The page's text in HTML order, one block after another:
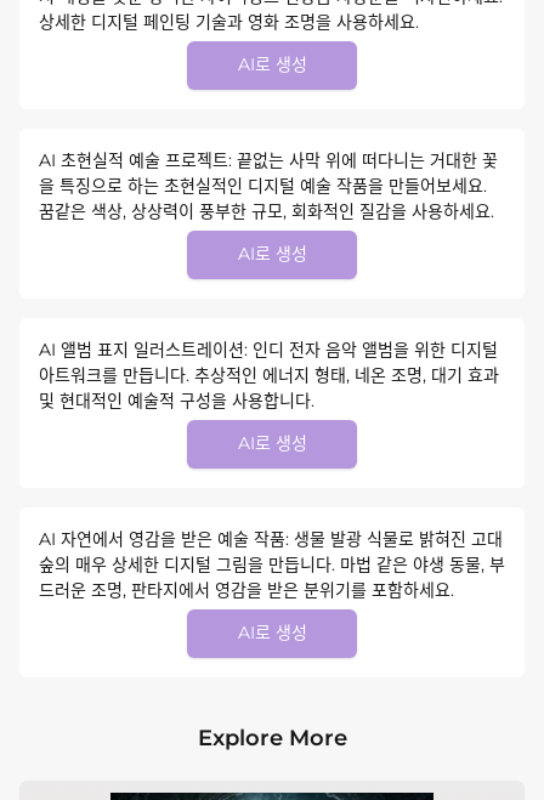
상세한 디지털 페인팅 기술과 영화 조명을 사용하세요.
AI로 생성
AI 초현실적 예술 프로젝트: 끝없는 사막 위에 떠다니는 거대한 꽃
을 특징으로 하는 초현실적인 디지털 예술 작품을 만들어보세요.
꿈같은 색상, 상상력이 풍부한 규모, 회화적인 질감을 사용하세요.
AI로 생성
AI 앨범 표지 일러스트레이션: 인디 전자 음악 앨범을 위한 디지털
아트워크를 만듭니다. 추상적인 에너지 형태, 네온 조명, 대기 효과
및 현대적인 예술적 구성을 사용합니다.
AI로 생성
AI 자연에서 영감을 받은 예술 작품: 생물 발광 식물로 밝혀진 고대
숲의 매우 상세한 디지털 그림을 만듭니다. 마법 같은 야생 동물, 부
드러운 조명, 판타지에서 영감을 받은 분위기를 포함하세요.
AI로 생성
Explore More